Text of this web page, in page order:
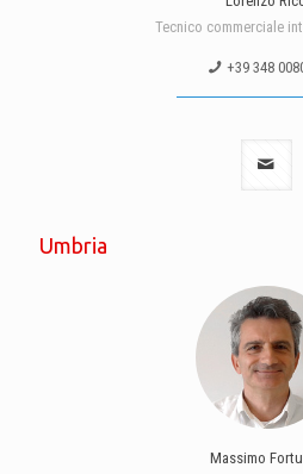
Tecnico commerciale
+39 348
Umbria
Massimo